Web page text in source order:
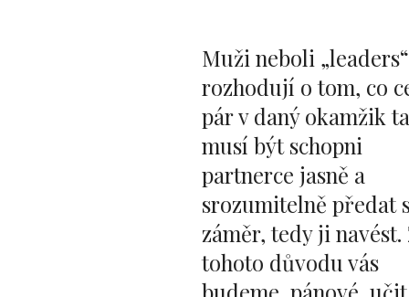
Muži neboli „leaders“
rozhodují o tom, co
pár v daný okamžik
musí být schopni
partnerce jasně a
srozumitelně předat
záměr, tedy ji navést.
tohoto důvodu vás